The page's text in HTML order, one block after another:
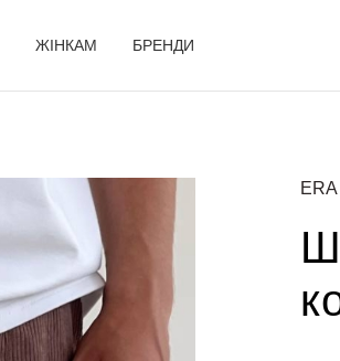
ЖІНКАМ БРЕНДИ